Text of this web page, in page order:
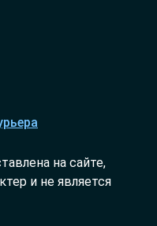
на сайте,
и не является